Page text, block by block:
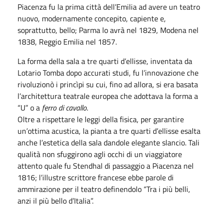
Piacenza fu la prima città dell’Emilia ad avere un teatro
nuovo, modernamente concepito, capiente e,
soprattutto, bello; Parma lo avrà nel 1829, Modena nel
1838, Reggio Emilia nel 1857.
La forma della sala a tre quarti d’ellisse, inventata da
Lotario Tomba dopo accurati studi, fu l’innovazione che
rivoluzionò i princìpi su cui, fino ad allora, si era basata
l’architettura teatrale europea che adottava la forma a
“U” o a ferro di cavallo.
Oltre a rispettare le leggi della fisica, per garantire
un’ottima acustica, la pianta a tre quarti d’ellisse esalta
anche l’estetica della sala dandole elegante slancio. Tali
qualità non sfuggirono agli occhi di un viaggiatore
attento quale fu Stendhal di passaggio a Piacenza nel
1816; l’illustre scrittore francese ebbe parole di
ammirazione per il teatro definendolo “Tra i più belli,
anzi il più bello d’Italia”.